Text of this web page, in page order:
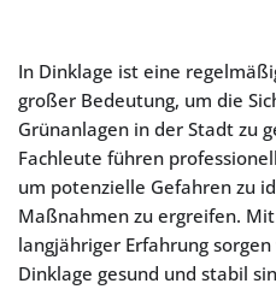
In Dinklage ist eine
großer Bedeutung, um die
Grünanlagen in der Stadt zu
Fachleute führen
um potenzielle Gefahren zu
Maßnahmen zu ergreifen.
langjähriger Erfahrung
Dinklage gesund und stabil